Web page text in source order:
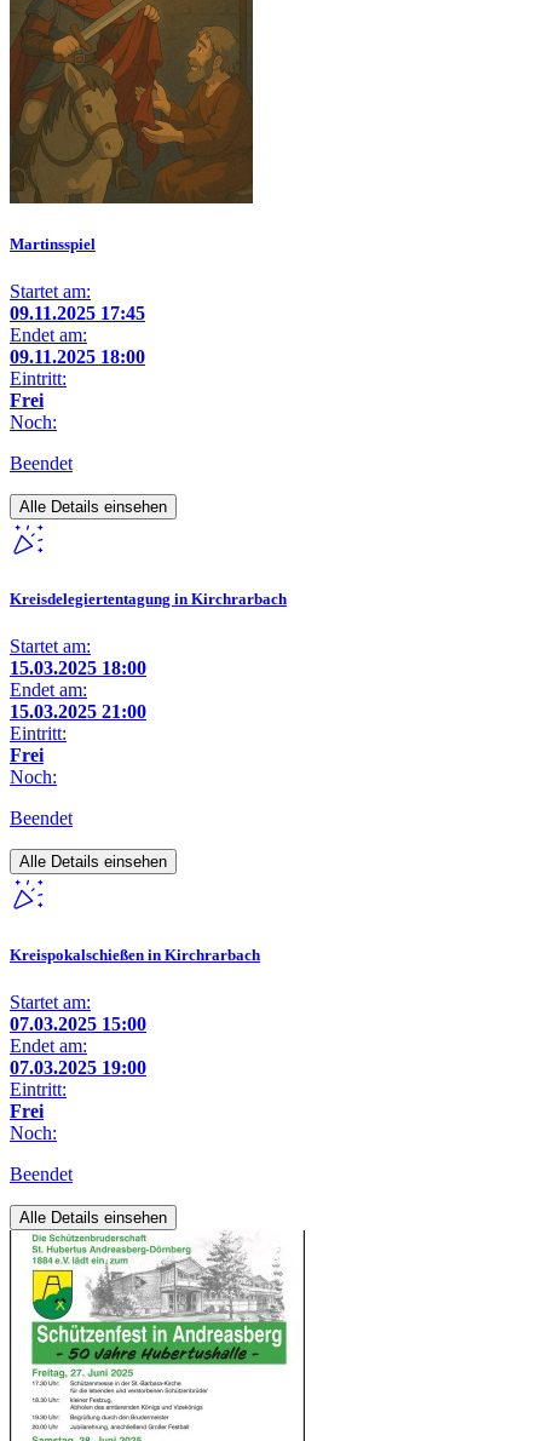
Martinsspiel
Startet am:
09.11.2025 17:45
Endet am:
09.11.2025 18:00
Eintritt:
Frei
Noch:
Beendet
Alle Details einsehen
Kreisdelegiertentagung in Kirchrarbach
Startet am:
15.03.2025 18:00
Endet am:
15.03.2025 21:00
Eintritt:
Frei
Noch:
Beendet
Alle Details einsehen
Kreispokalschießen in Kirchrarbach
Startet am:
07.03.2025 15:00
Endet am:
07.03.2025 19:00
Eintritt:
Frei
Noch:
Beendet
Alle Details einsehen